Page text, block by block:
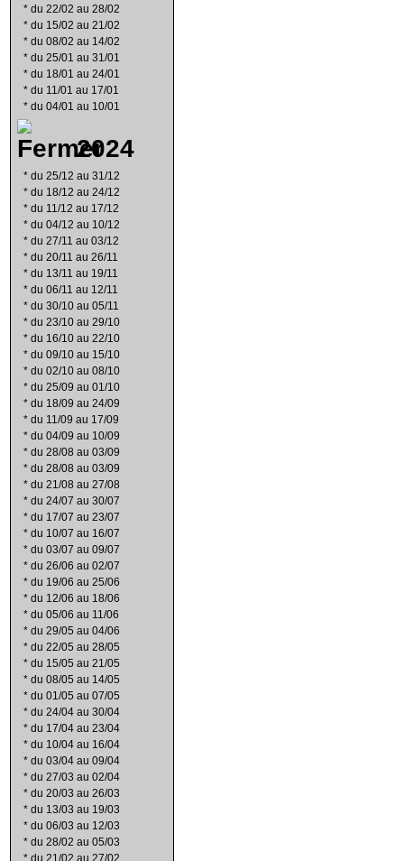
* du 22/02 au 28/02
* du 15/02 au 21/02
* du 08/02 au 14/02
* du 25/01 au 31/01
* du 18/01 au 24/01
* du 11/01 au 17/01
* du 04/01 au 10/01
2024
* du 25/12 au 31/12
* du 18/12 au 24/12
* du 11/12 au 17/12
* du 04/12 au 10/12
* du 27/11 au 03/12
* du 20/11 au 26/11
* du 13/11 au 19/11
* du 06/11 au 12/11
* du 30/10 au 05/11
* du 23/10 au 29/10
* du 16/10 au 22/10
* du 09/10 au 15/10
* du 02/10 au 08/10
* du 25/09 au 01/10
* du 18/09 au 24/09
* du 11/09 au 17/09
* du 04/09 au 10/09
* du 28/08 au 03/09
* du 28/08 au 03/09
* du 21/08 au 27/08
* du 24/07 au 30/07
* du 17/07 au 23/07
* du 10/07 au 16/07
* du 03/07 au 09/07
* du 26/06 au 02/07
* du 19/06 au 25/06
* du 12/06 au 18/06
* du 05/06 au 11/06
* du 29/05 au 04/06
* du 22/05 au 28/05
* du 15/05 au 21/05
* du 08/05 au 14/05
* du 01/05 au 07/05
* du 24/04 au 30/04
* du 17/04 au 23/04
* du 10/04 au 16/04
* du 03/04 au 09/04
* du 27/03 au 02/04
* du 20/03 au 26/03
* du 13/03 au 19/03
* du 06/03 au 12/03
* du 28/02 au 05/03
* du 21/02 au 27/02